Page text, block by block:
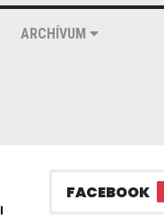
ARCHÍVUM
FACEBOOK